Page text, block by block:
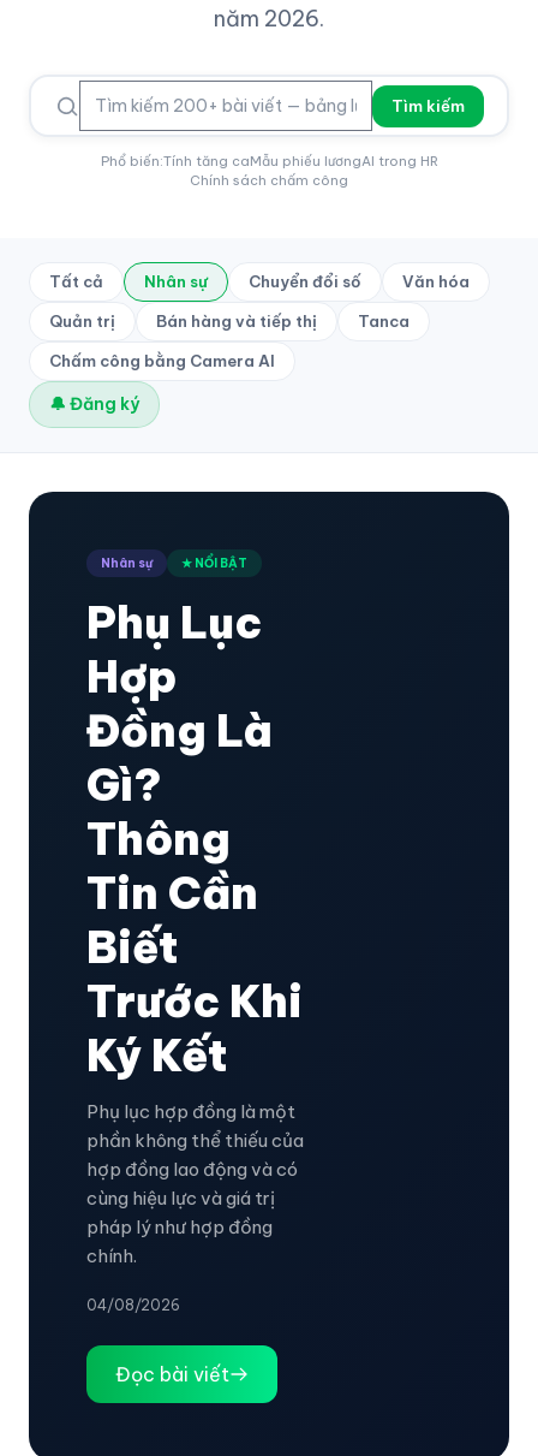
năm 2026.
Tìm kiếm
Phổ biến:Tính tăng caMẫu phiếu lươngAI trong HR
Chính sách chấm công
Tất cả Nhân sự Chuyển đổi số Văn hóa
Quản trị Bán hàng và tiếp thị Tanca
Chấm công bằng Camera AI
🔔 Đăng ký
Nhân sự ★ NỔI BẬT
Phụ Lục
Hợp
Đồng Là
Gì?
Thông
Tin Cần
Biết
Trước Khi
Ký Kết
Phụ lục hợp đồng là một
phần không thể thiếu của
hợp đồng lao động và có
cùng hiệu lực và giá trị
pháp lý như hợp đồng
chính.
04/08/2026
Đọc bài viết